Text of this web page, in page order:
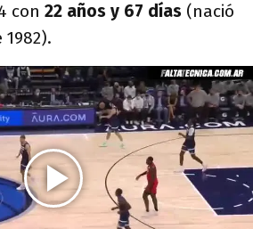
con 22 años y 67 días (nació